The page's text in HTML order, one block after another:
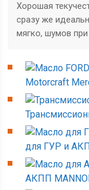
Хорошая
сразу же
мягко, шумов при
Motorcraft
для ГУР и
АКПП